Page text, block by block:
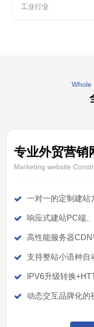
工业行业
Whole
专业外贸营销
Marketing website
一对一的定制建站
响应式建站PC端
高性能服务器
支持整站小语种自
IPV6升级转换
动态交互品牌化的